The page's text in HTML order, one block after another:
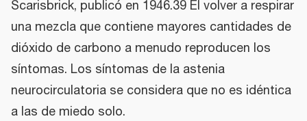
Scarisbrick, publicó en 1946.39 El volver a respirar
una mezcla que contiene mayores cantidades de
dióxido de carbono a menudo reproducen los
síntomas. Los síntomas de la astenia
neurocirculatoria se considera que no es idéntica
a las de miedo solo.